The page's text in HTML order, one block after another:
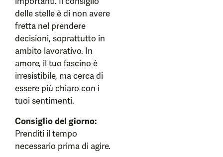
delle stelle è di non avere
fretta nel prendere
decisioni, soprattutto in
ambito lavorativo. In
amore, il tuo fascino è
irresistibile, ma cerca di
essere più chiaro con i
tuoi sentimenti.
Consiglio del giorno:
Prenditi il tempo
necessario prima di agire.